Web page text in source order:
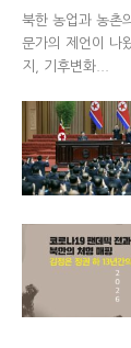
북한 농업과 농촌
문가의 제언이 나
지, 기후변화...